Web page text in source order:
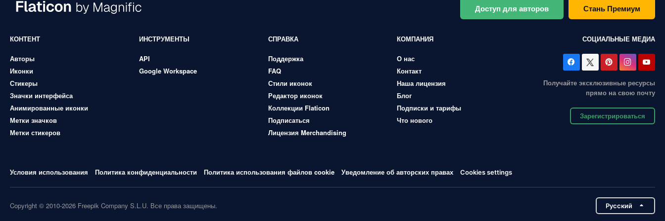
Доступ для авторов Стань Премиум
КОНТЕНТ
Авторы
Иконки
Стикеры
Значки интерфейса
Анимированные иконки
Метки значков
Метки стикеров
ИНСТРУМЕНТЫ
API
Google Workspace
СПРАВКА
Поддержка
FAQ
Стили иконок
Редактор иконок
Коллекции Flaticon
Подписаться
Лицензия Merchandising
КОМПАНИЯ
О нас
Контакт
Наша лицензия
Блог
Подписки и тарифы
Что нового
СОЦИАЛЬНЫЕ МЕДИА
Получайте эксклюзивные ресурсы
прямо на свою почту
Зарегистрироваться
Условия использования Политика конфиденциальности Политика использования файлов cookie Уведомление об авторских правах Cookies settings
Copyright © 2010-2026 Freepik Company S.L.U. Все права защищены. Pусский